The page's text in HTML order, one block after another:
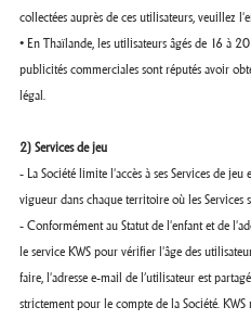
collectées auprès de ces utilisateurs, veuillez
• En Thaïlande, les utilisateurs âgés de 16 à
publicités commerciales sont réputés avoir
légal.
2) Services de jeu
- La Société limite l'accès à ses Services de
vigueur dans chaque territoire où les Services
- Conformément au Statut de l'enfant et de
le service KWS pour vérifier l'âge des
faire, l'adresse e-mail de l’utilisateur est
strictement pour le compte de la Société.